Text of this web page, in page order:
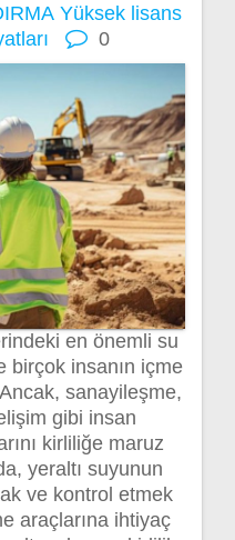
Yüksek lisans
0
en önemli su
birçok insanın içme
sanayileşme,
gibi insan
kirliliğe maruz
yeraltı suyunun
ve kontrol etmek
araçlarına ihtiyaç